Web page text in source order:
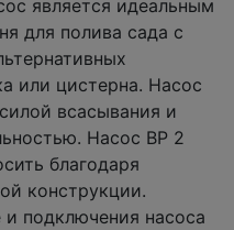
является идеальным
для полива сада с
или цистерна. Насос
всасывания и
Насос ВР 2
благодаря
конструкции.
подключения насоса